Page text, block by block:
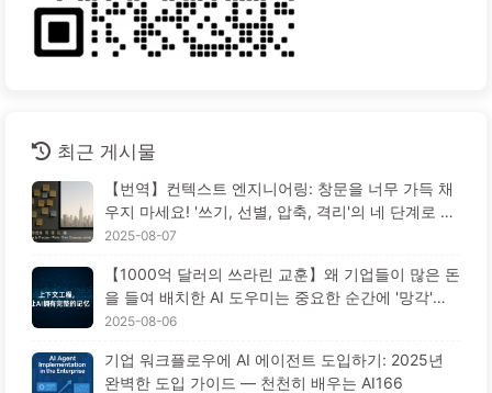
최근 게시물
【번역】컨텍스트 엔지니어링: 창문을 너무 가득 채
우지 마세요! '쓰기, 선별, 압축, 격리'의 네 단계로 혼
란을 피하고, 소음을 차단하세요 — AI 배우기 170
2025-08-07
【1000억 달러의 쓰라린 교훈】왜 기업들이 많은 돈
을 들여 배치한 AI 도우미는 중요한 순간에 '망각'하
고 오히려 경쟁자들은 90% 성능 향상을 이루었을
2025-08-06
기업 워크플로우에 AI 에이전트 도입하기: 2025년
완벽한 도입 가이드 — 천천히 배우는 AI166